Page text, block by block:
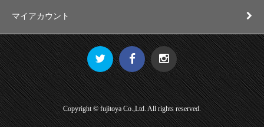
マイアカウント
Copyright © fujitoya Co.,Ltd. All rights reserved.